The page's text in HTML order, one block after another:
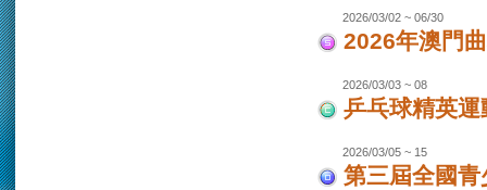
2026/03/02 ~ 06/30
2026年澳門
2026/03/03 ~ 08
乒乓球精英
2026/03/05 ~ 15
第三屆全國